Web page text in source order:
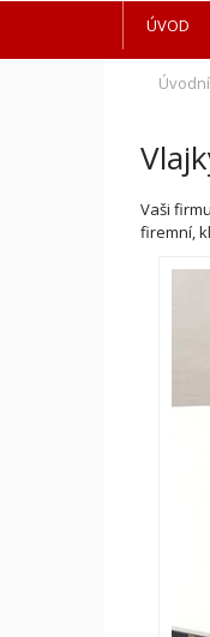
ÚVOD
Vaši
firemní,